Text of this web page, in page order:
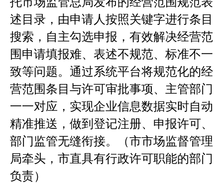
述目录，由申请人按照关键字进行条目
搜索，自主勾选申报，有效解决经营范
围申请填报难、表述不规范、标准不一
致等问题。通过系统平台将规范化的经
营范围条目与许可审批事项、主管部门
一一对应，实现企业信息数据实时自动
精准推送，做到登记注册、申报许可、
部门监管无缝衔接。（市市场监督管理
局牵头，市直具有行政许可职能的部门
负责）